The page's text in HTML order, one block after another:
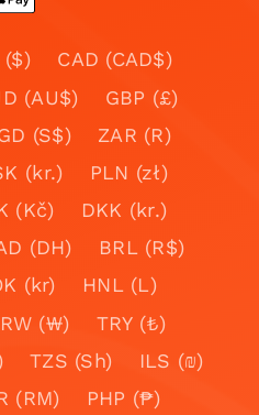
($)
CAD (CAD$)
(AU$)
GBP (£)
(S$)
ZAR (R)
(kr.)
PLN (zł)
(Kč)
DKK (kr.)
(DH)
BRL (R$)
(kr)
HNL (L)
(₩)
TRY (₺)
TZS (Sh)
ILS (₪)
(RM)
PHP (₱)